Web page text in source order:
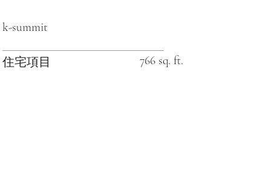
k-summit
住宅項目 766 sq. ft.